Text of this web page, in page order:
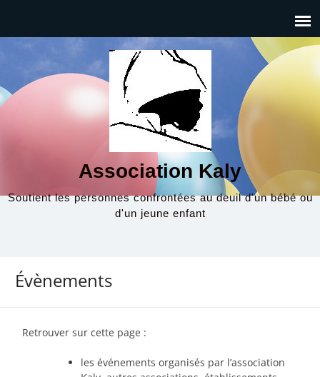
Association Kaly
Soutient les personnes confrontées au deuil d'un bébé ou
d'un jeune enfant
Évènements
Retrouver sur cette page :
les événements organisés par l’association
00:00